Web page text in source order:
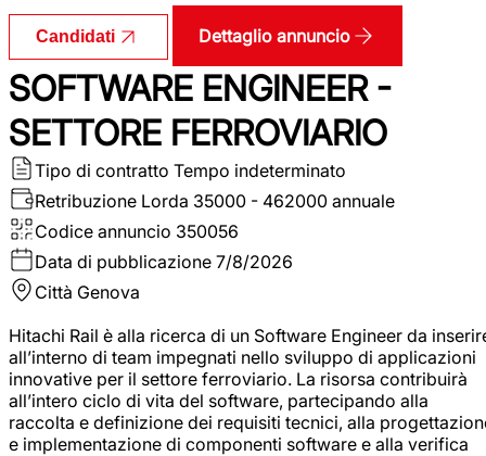
Candidati Dettaglio annuncio
SOFTWARE ENGINEER -
SETTORE FERROVIARIO
Tipo di contratto Tempo indeterminato
Retribuzione Lorda 35000 - 462000 annuale
Codice annuncio 350056
Data di pubblicazione 7/8/2026
Città Genova
Hitachi Rail è alla ricerca di un Software Engineer da
all’interno di team impegnati nello sviluppo di applicazioni
innovative per il settore ferroviario. La risorsa contribuirà
all’intero ciclo di vita del software, partecipando alla
raccolta e definizione dei requisiti tecnici, alla
e implementazione di componenti software e alla verifica